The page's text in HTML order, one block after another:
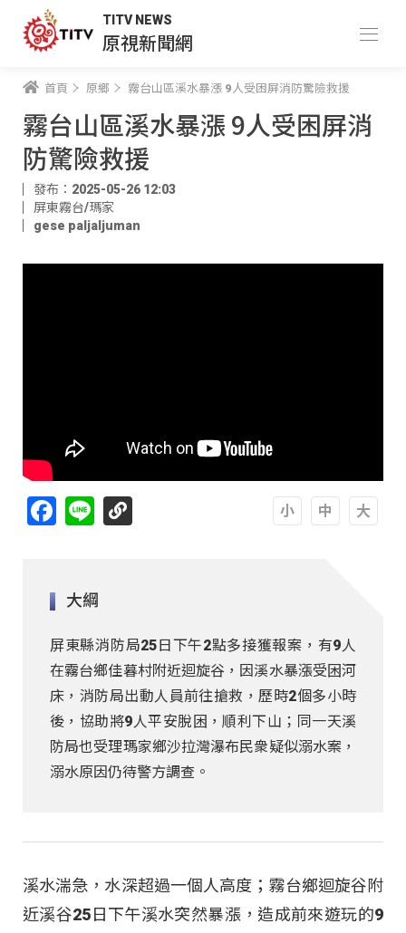
TITV NEWS
原視新聞網
首頁 原鄉 霧台山區溪水暴漲 9人受困屏消防驚險救援
霧台山區溪水暴漲 9人受困屏消
防驚險救援
發布：2025-05-26 12:03
屏東霧台/瑪家
gese paljaljuman
Facebook
Line
大綱
屏東縣消防局25日下午2點多接獲報案，有9人
在霧台鄉佳暮村附近迴旋谷，因溪水暴漲受困河
床，消防局出動人員前往搶救，歷時2個多小時
後，協助將9人平安脫困，順利下山；同一天溪
防局也受理瑪家鄉沙拉灣瀑布民衆疑似溺水案，
溺水原因仍待警方調查。
溪水湍急，水深超過一個人高度；霧台鄉迴旋谷附
近溪谷25日下午溪水突然暴漲，造成前來遊玩的9